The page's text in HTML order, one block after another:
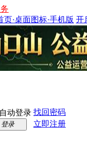
页·桌面图标·手机版 开
自动登录 找回密码
登录
立即注册